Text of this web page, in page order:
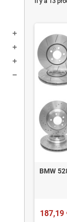
Poids
BMW
187,19